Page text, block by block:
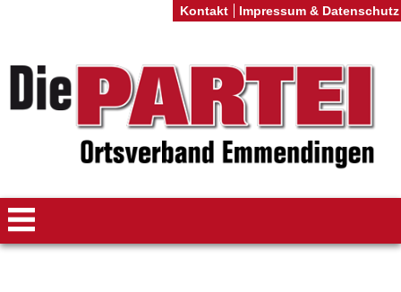
Kontakt Impressum & Datenschutz